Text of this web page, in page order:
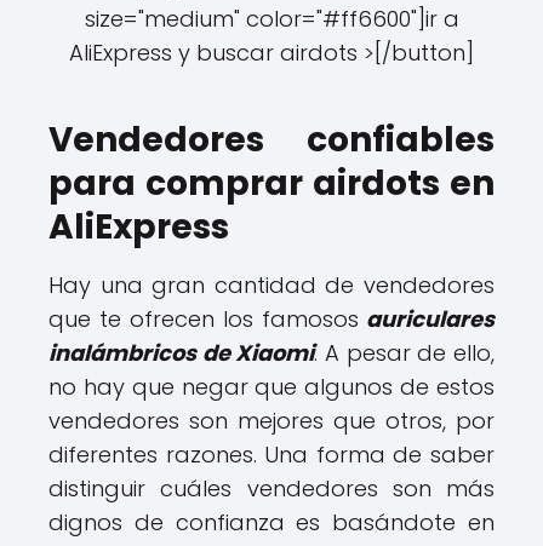
size="medium" color="#ff6600"]ir a
AliExpress y buscar airdots >[/button]
Vendedores confiables
para comprar airdots en
AliExpress
Hay una gran cantidad de vendedores
que te ofrecen los famosos auriculares
inalámbricos de Xiaomi. A pesar de ello,
no hay que negar que algunos de estos
vendedores son mejores que otros, por
diferentes razones. Una forma de saber
distinguir cuáles vendedores son más
dignos de confianza es basándote en